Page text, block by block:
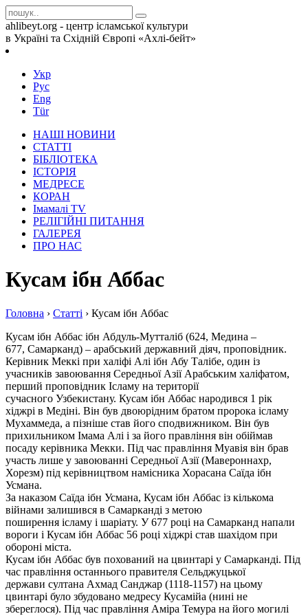
ahlibeyt.org - центр ісламської культури
в Україні та Східній Європі «Ахлі-бейт»
Укр
Рус
Eng
Tür
НАШІ НОВИНИ
СТАТТІ
БІБЛІОТЕКА
ІСТОРІЯ
МЕДРЕСЕ
КОРАН
Iмамалi TV
РЕЛІГІЙНІ ПИТАННЯ
ГАЛЕРЕЯ
ПРО НАС
Кусам ібн Аббас
Головна › Статті › Кусам ібн Аббас
Кусам ібн Аббас ібн Абдуль-Мутталіб (624, Медина –
677, Самарканд) – арабський державний діяч, проповідник.
Керівник Меккі при халіфі Алі ібн Абу Талібе, один із
учасників завоювання Середньої Азії Арабським халіфатом,
перший проповідник Ісламу на території
сучасного Узбекистану. Кусам ібн Аббас народився 1 рік
хіджрі в Медіні. Він був двоюрідним братом пророка ісламу
Мухаммеда, а пізніше став його сподвижником. Він був
прихильником Імама Алі і за його правління він обіймав
посаду керівника Мекки. Під час правління Муавія він брав
участь лише у завоюванні Середньої Азії (Мавероннахр,
Хорезм) під керівництвом намісника Хорасана Саїда ібн
Усмана.
За наказом Саїда ібн Усмана, Кусам ібн Аббас із кількома
війнами залишився в Самарканді з метою
поширення ісламу і шаріату. У 677 році на Самарканд напали
вороги і Кусам ібн Аббас 56 році хіджрі став шахідом при
обороні міста.
Кусам ібн Аббас був похований на цвинтарі у Самарканді. Під
час правління останнього правителя Сельджуцької
держави султана Ахмад Санджар (1118-1157) на цьому
цвинтарі було збудовано медресу Кусамійа (нині не
збереглося). Під час правління Аміра Темура на його могилі